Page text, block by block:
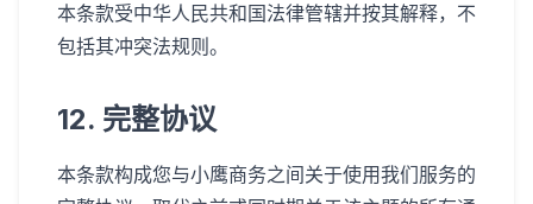
本条款受中华人民共和国法律管辖并按其解释，不
包括其冲突法规则。
12. 完整协议
本条款构成您与小鹰商务之间关于使用我们服务的